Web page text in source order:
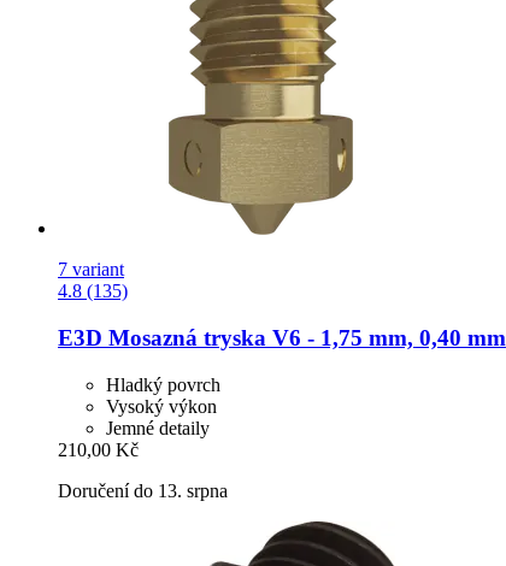
7 variant
4.8 (135)
E3D Mosazná tryska V6 -​ 1,75 mm, 0,40 mm
Hladký povrch
Vysoký výkon
Jemné detaily
210,00 Kč
Doručení do 13. srpna